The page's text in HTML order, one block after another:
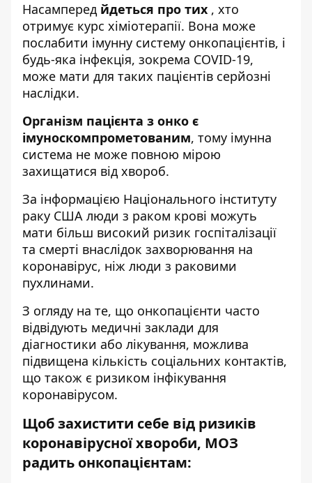
Насамперед йдеться про тих , хто
отримує курс хіміотерапії. Вона може
послабити імунну систему онкопацієнтів, і
будь-яка інфекція, зокрема COVID-19,
може мати для таких пацієнтів серйозні
наслідки.
Організм пацієнта з онко є
імуноскомпрометованим, тому імунна
система не може повною мірою
захищатися від хвороб.
За інформацією Національного інституту
раку США люди з раком крові можуть
мати більш високий ризик госпіталізації
та смерті внаслідок захворювання на
коронавірус, ніж люди з раковими
пухлинами.
З огляду на те, що онкопацієнти часто
відвідують медичні заклади для
діагностики або лікування, можлива
підвищена кількість соціальних контактів,
що також є ризиком інфікування
коронавірусом.
Щоб захистити себе від ризиків
коронавірусної хвороби, МОЗ
радить онкопацієнтам: